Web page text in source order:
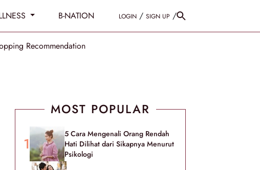
B-NATION LOGIN / SIGN UP /
Recommendation
MOST POPULAR
5 Cara Mengenali Orang Rendah
Hati Dilihat dari Sikapnya Menurut
Psikologi